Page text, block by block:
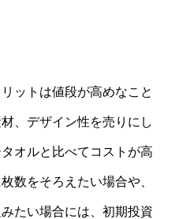
ットは値段が高めなこと
、デザイン性を売りにし
オルと比べてコストが高
数をそろえたい場合や、
たい場合には、初期投資